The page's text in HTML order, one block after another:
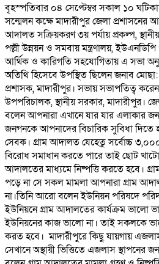
বৃহস্পতিবার ০৪ সেপ্টেম্বর সকাল ১০
সন্মেলন কক্ষে মাদারীপুর জেলা প্রশাসনের
আদালত সক্রিয়করণ ৩য় পর্যায় প্রকল্প,
পল্লী উন্নয়ন ও সমবায় মন্ত্রণালয়,
আর্থিক ও কারিগতি সহযোগিতায় এ সভা
অতিথি হিসেবে উপস্থিত ছিলেন জনাব
প্রশাসক, মাদারীপুর। সভায় সভাপতিত্ব
উপপরিচালক, স্থানীয় সরকার, মাদারীপুর।
বলেন আপনারা এখানে যার যার এলাকার
জনগনকে আপনাদের বিচারিক সুবিধা
সেবক। গ্রাম আদালত যেহেতু সর্বোচ্চ
বিরোধ সমাধান করতে পারে তাই ছোট
আদালতের মাধ্যমে নিষ্পত্তি করতে হবে।
পড়ে না সে সকল মামলা আপনারা গ্রাম
না।তিনি আরো বলেন ইউনিয়ন পরিষদে
ইউনিয়নে গ্রাম আদালতের কার্যক্রম ভালো
ইউনিয়নের কাজ ভালো না। তাই সকলকে
করত হবে। মাদারীপুরে কিছু যায়গায়
সেখানে অস্থায়ী ভিত্তিতে এজলাস স্থাপনের